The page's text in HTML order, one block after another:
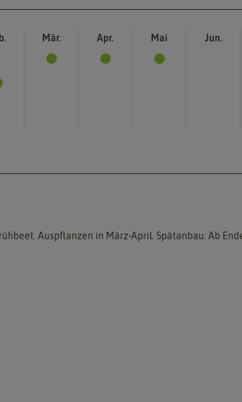
Mär. Apr. Mai Jun.
Auspflanzen in März-April. Spätanbau: Ab